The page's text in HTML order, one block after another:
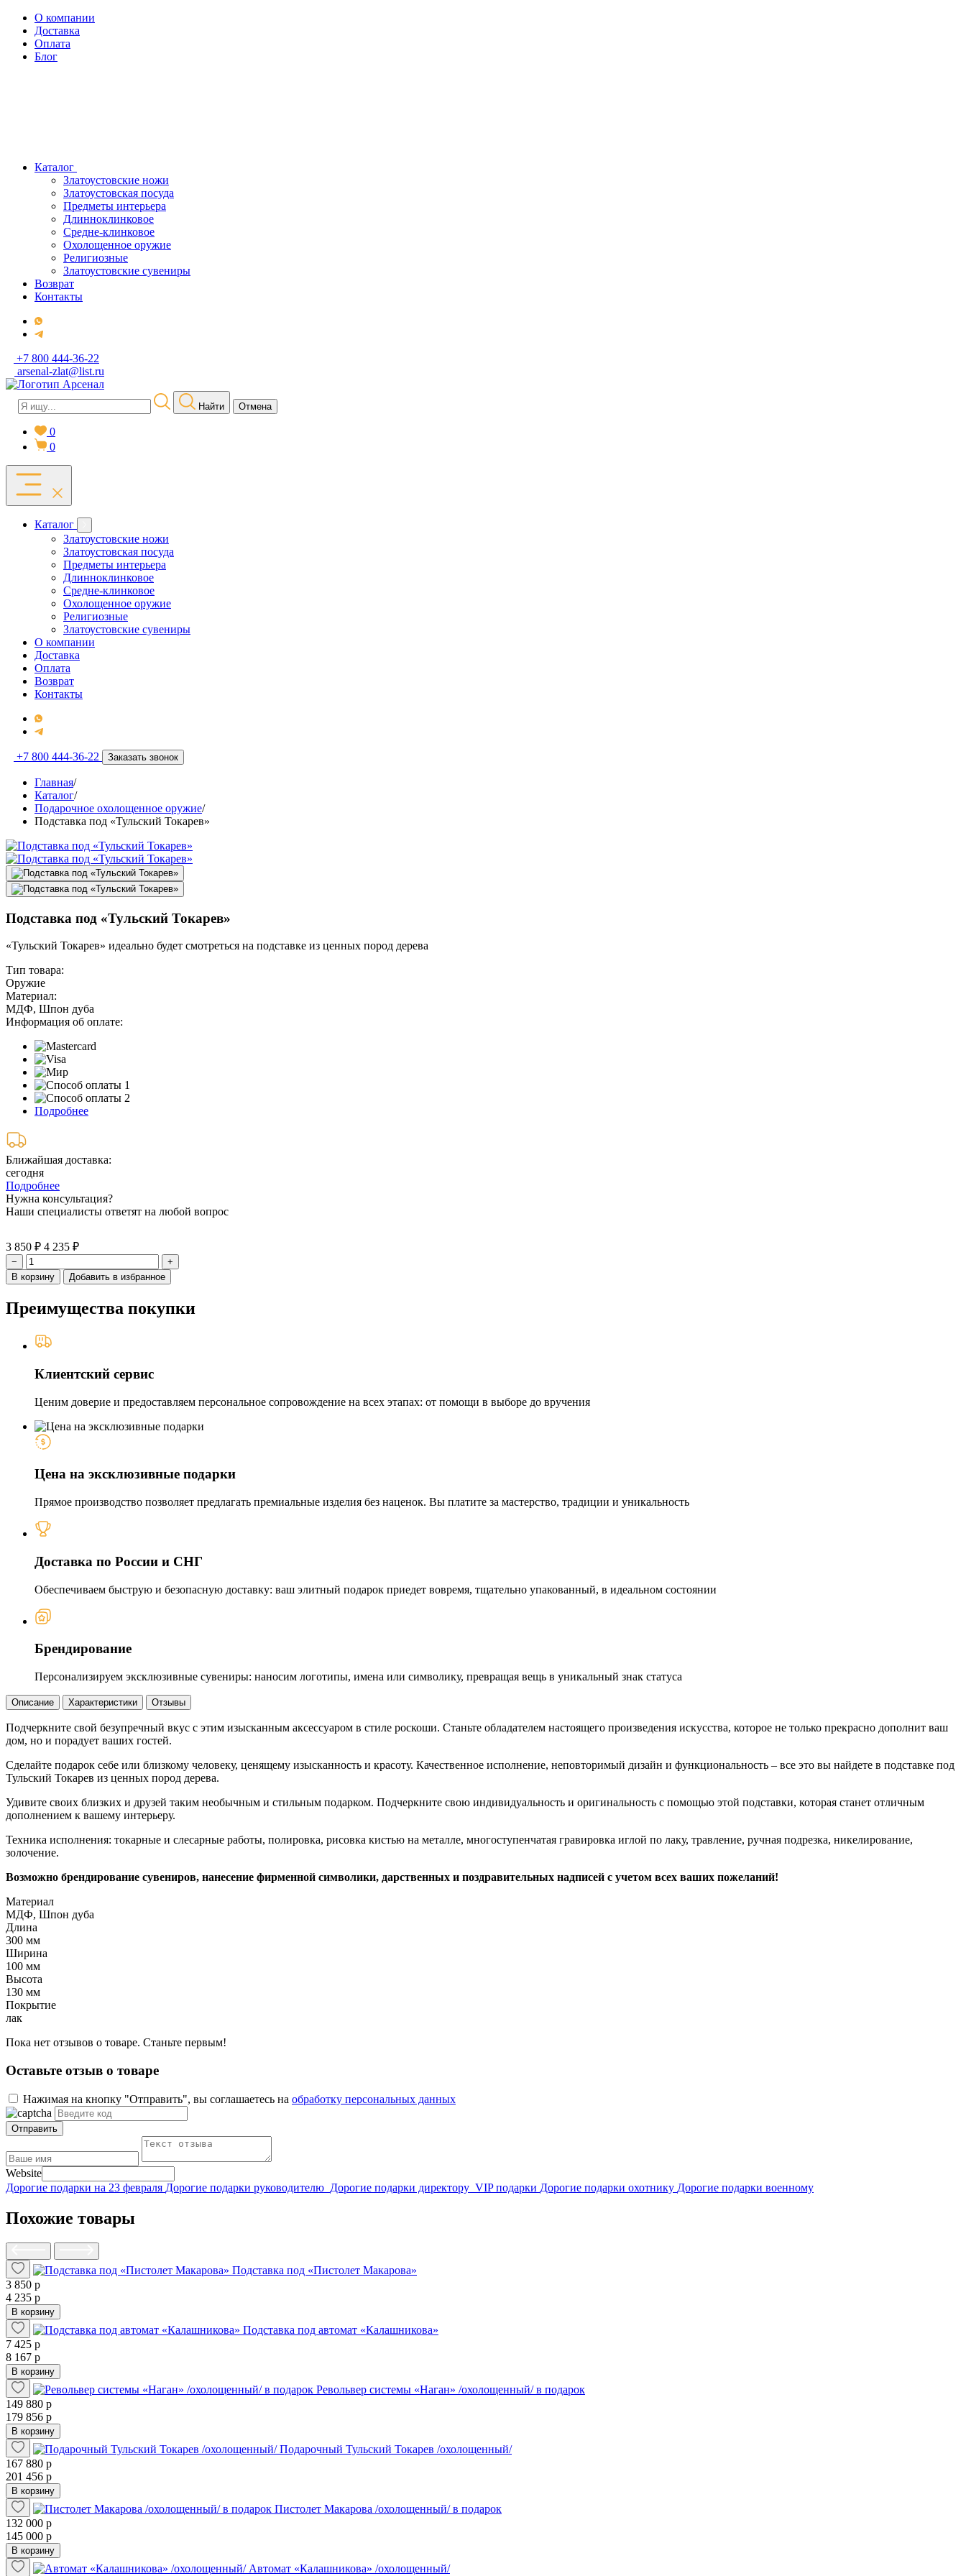
О компании
Доставка
Оплата
Блог
Каталог
Златоустовские ножи
Златоустовская посуда
Предметы интерьера
Длинноклинковое
Средне-клинковое
Охолощенное оружие
Религиозные
Златоустовские сувениры
Возврат
Контакты
+7 800 444-36-22
arsenal-zlat@list.ru
Найти Отмена
0
0
Каталог
Златоустовские ножи
Златоустовская посуда
Предметы интерьера
Длинноклинковое
Средне-клинковое
Охолощенное оружие
Религиозные
Златоустовские сувениры
О компании
Доставка
Оплата
Возврат
Контакты
+7 800 444-36-22 Заказать звонок
Главная/
Каталог/
Подарочное охолощенное оружие/
Подставка под «Тульский Токарев»
Подставка под «Тульский Токарев»
«Тульский Токарев» идеально будет смотреться на подставке из ценных пород дерева
Тип товара:
Оружие
Материал:
МДФ, Шпон дуба
Информация об оплате:
Подробнее
Ближайшая доставка:
сегодня
Подробнее
Нужна консультация?
Наши специалисты ответят на любой вопрос
3 850 ₽ 4 235 ₽
−
+
В корзину
Добавить в избранное
Преимущества покупки
Клиентский сервис
Ценим доверие и предоставляем персональное сопровождение на всех этапах: от помощи в выборе до вручения
Цена на эксклюзивные подарки
Прямое производство позволяет предлагать премиальные изделия без наценок. Вы платите за мастерство, традиции и уникальность
Доставка по России и СНГ
Обеспечиваем быструю и безопасную доставку: ваш элитный подарок приедет вовремя, тщательно упакованный, в идеальном состоянии
Брендирование
Персонализируем эксклюзивные сувениры: наносим логотипы, имена или символику, превращая вещь в уникальный знак статуса
Описание Характеристики Отзывы
Подчеркните свой безупречный вкус с этим изысканным аксессуаром в стиле роскоши. Станьте обладателем настоящего произведения искусства, которое не только прекрасно дополнит ваш
дом, но и порадует ваших гостей.
Сделайте подарок себе или близкому человеку, ценящему изысканность и красоту. Качественное исполнение, неповторимый дизайн и функциональность – все это вы найдете в подставке под
Тульский Токарев из ценных пород дерева.
Удивите своих близких и друзей таким необычным и стильным подарком. Подчеркните свою индивидуальность и оригинальность с помощью этой подставки, которая станет отличным
дополнением к вашему интерьеру.
Техника исполнения: токарные и слесарные работы, полировка, рисовка кистью на металле, многоступенчатая гравировка иглой по лаку, травление, ручная подрезка, никелирование,
золочение.
Возможно брендирование сувениров, нанесение фирменной символики, дарственных и поздравительных надписей с учетом всех ваших пожеланий!
Материал
МДФ, Шпон дуба
Длина
300 мм
Ширина
100 мм
Высота
130 мм
Покрытие
лак
Пока нет отзывов о товаре. Станьте первым!
Оставьте отзыв о товаре
Нажимая на кнопку "Отправить", вы соглашаетесь на обработку персональных данных
Отправить
Website
Дорогие подарки на 23 февраля Дорогие подарки руководителю Дорогие подарки директору VIP подарки Дорогие подарки охотнику Дорогие подарки военному
Похожие товары
Подставка под «Пистолет Макарова»
3 850 р
4 235 р
В корзину
Подставка под автомат «Калашникова»
7 425 р
8 167 р
В корзину
Револьвер системы «Наган» /охолощенный/ в подарок
149 880 р
179 856 р
В корзину
Подарочный Тульский Токарев /охолощенный/
167 880 р
201 456 р
В корзину
Пистолет Макарова /охолощенный/ в подарок
132 000 р
145 000 р
В корзину
Автомат «Калашникова» /охолощенный/